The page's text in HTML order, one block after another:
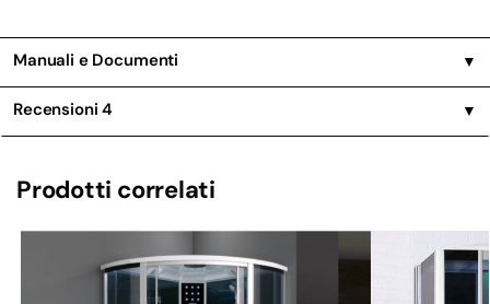
Manuali e Documenti ▼
Recensioni4 ▼
Prodotti correlati